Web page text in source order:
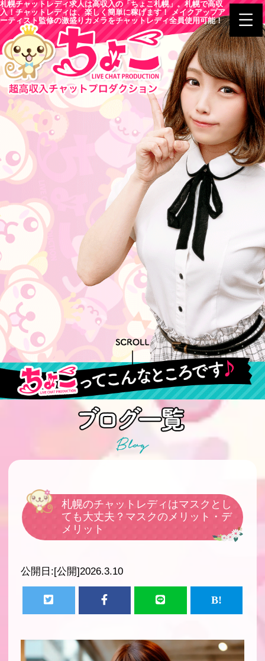
札幌チャットレディ求人は高収入の「ちょこ札幌」。札幌で高収
入！チャットレディは、楽しく簡単に稼げます！ メイクアップア
ーティスト監修の激盛りカメラをチャットレディ全員使用可能！
札幌のチャットレディはマスクとし
ても大丈夫？マスクのメリット・デ
メリット
公開日:[公開]2026.3.10